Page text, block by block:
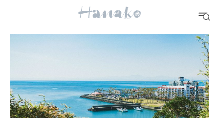
#シュークリーム #パン #カフェ
10 CATEGORIES
FOOD
おいしい